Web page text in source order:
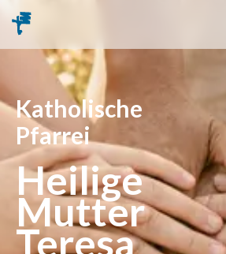
Katholische
Pfarrei
Heilige
Mutter
Teresa